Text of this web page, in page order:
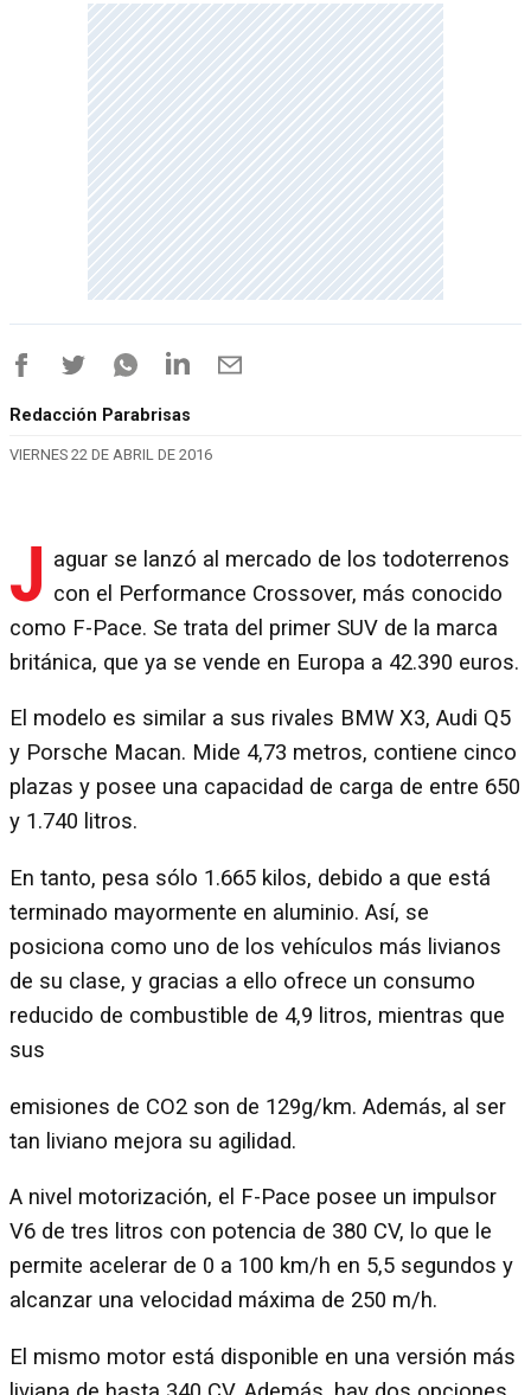
Redacción Parabrisas
VIERNES 22 DE ABRIL DE 2016
J aguar se lanzó al mercado de los todoterrenos
con el Performance Crossover, más conocido
como F-Pace. Se trata del primer SUV de la marca
británica, que ya se vende en Europa a 42.390 euros.
El modelo es similar a sus rivales BMW X3, Audi Q5
y Porsche Macan. Mide 4,73 metros, contiene cinco
plazas y posee una capacidad de carga de entre 650
y 1.740 litros.
En tanto, pesa sólo 1.665 kilos, debido a que está
terminado mayormente en aluminio. Así, se
posiciona como uno de los vehículos más livianos
de su clase, y gracias a ello ofrece un consumo
reducido de combustible de 4,9 litros, mientras que
sus
emisiones de CO2 son de 129g/km. Además, al ser
tan liviano mejora su agilidad.
A nivel motorización, el F-Pace posee un impulsor
V6 de tres litros con potencia de 380 CV, lo que le
permite acelerar de 0 a 100 km/h en 5,5 segundos y
alcanzar una velocidad máxima de 250 m/h.
El mismo motor está disponible en una versión más